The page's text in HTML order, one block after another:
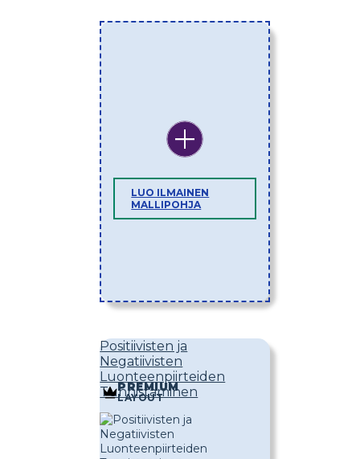
LUO ILMAINEN
MALLIPOHJA
Positiivisten ja
Negatiivisten
Luonteenpiirteiden
Tunnistaminen
PREMIUM
LAYOUT